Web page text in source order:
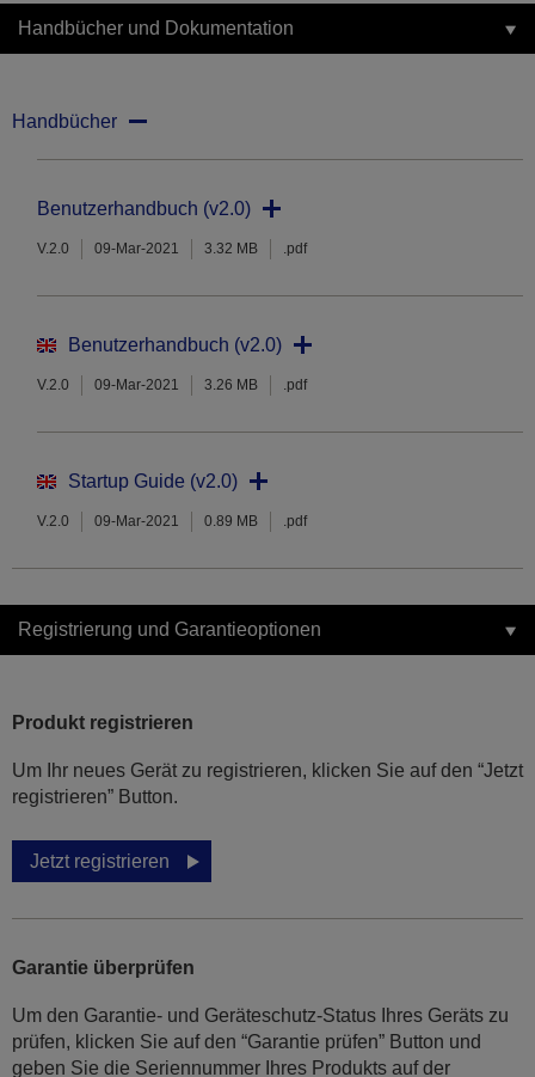
Handbücher und Dokumentation
Handbücher
Benutzerhandbuch (v2.0)
V.2.0 09-Mar-2021 3.32 MB .pdf
Benutzerhandbuch (v2.0)
V.2.0 09-Mar-2021 3.26 MB .pdf
Startup Guide (v2.0)
V.2.0 09-Mar-2021 0.89 MB .pdf
Registrierung und Garantieoptionen
Produkt registrieren
Um Ihr neues Gerät zu registrieren, klicken Sie auf den “Jetzt
registrieren” Button.
Jetzt registrieren
Garantie überprüfen
Um den Garantie- und Geräteschutz-Status Ihres Geräts zu
prüfen, klicken Sie auf den “Garantie prüfen” Button und
geben Sie die Seriennummer Ihres Produkts auf der